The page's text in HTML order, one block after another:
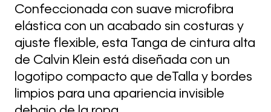
Confeccionada con suave microfibra
elástica con un acabado sin costuras y
ajuste flexible, esta Tanga de cintura alta
de Calvin Klein está diseñada con un
logotipo compacto que deTalla y bordes
limpios para una apariencia invisible